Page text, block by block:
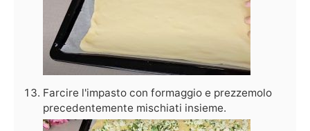
Farcire l'impasto con formaggio e prezzemolo
precedentemente mischiati insieme.